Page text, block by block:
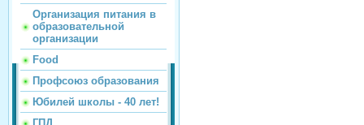
Организация питания в
образовательной
организации
Food
Профсоюз образования
Юбилей школы - 40 лет!